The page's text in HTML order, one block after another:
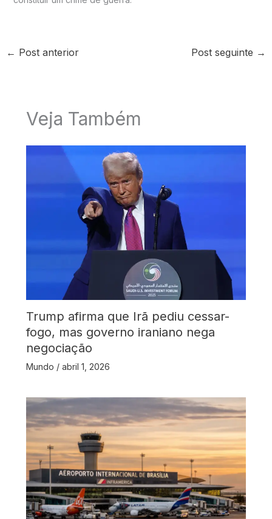
← Post anterior Post seguinte →
Veja Também
Trump afirma que Irã pediu cessar-
fogo, mas governo iraniano nega
negociação
Mundo / abril 1, 2026